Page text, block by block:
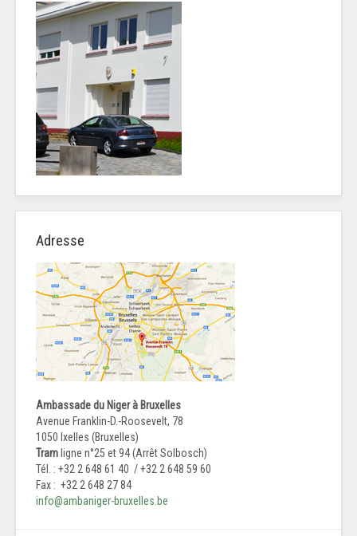
Adresse
Ambassade du Niger à Bruxelles
Avenue Franklin-D.-Roosevelt, 78
1050 Ixelles (Bruxelles)
Tram ligne n°25 et 94 (Arrêt Solbosch)
Tél. : +32 2 648 61 40 / +32 2 648 59 60
Fax : +32 2 648 27 84
info@ambaniger-bruxelles.be